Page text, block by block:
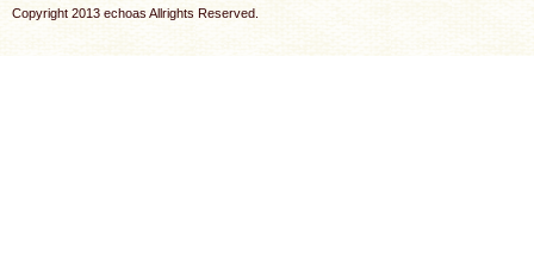
Copyright 2013 echoas Allrights Reserved.